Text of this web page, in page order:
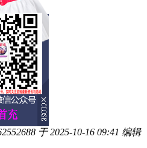
于 2025-10-16 09:41 编辑